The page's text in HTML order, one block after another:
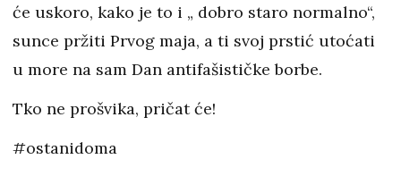
će uskoro, kako je to i „ dobro staro normalno“,
sunce pržiti Prvog maja, a ti svoj prstić utoćati
u more na sam Dan antifašističke borbe.
Tko ne prošvika, pričat će!
#ostanidoma